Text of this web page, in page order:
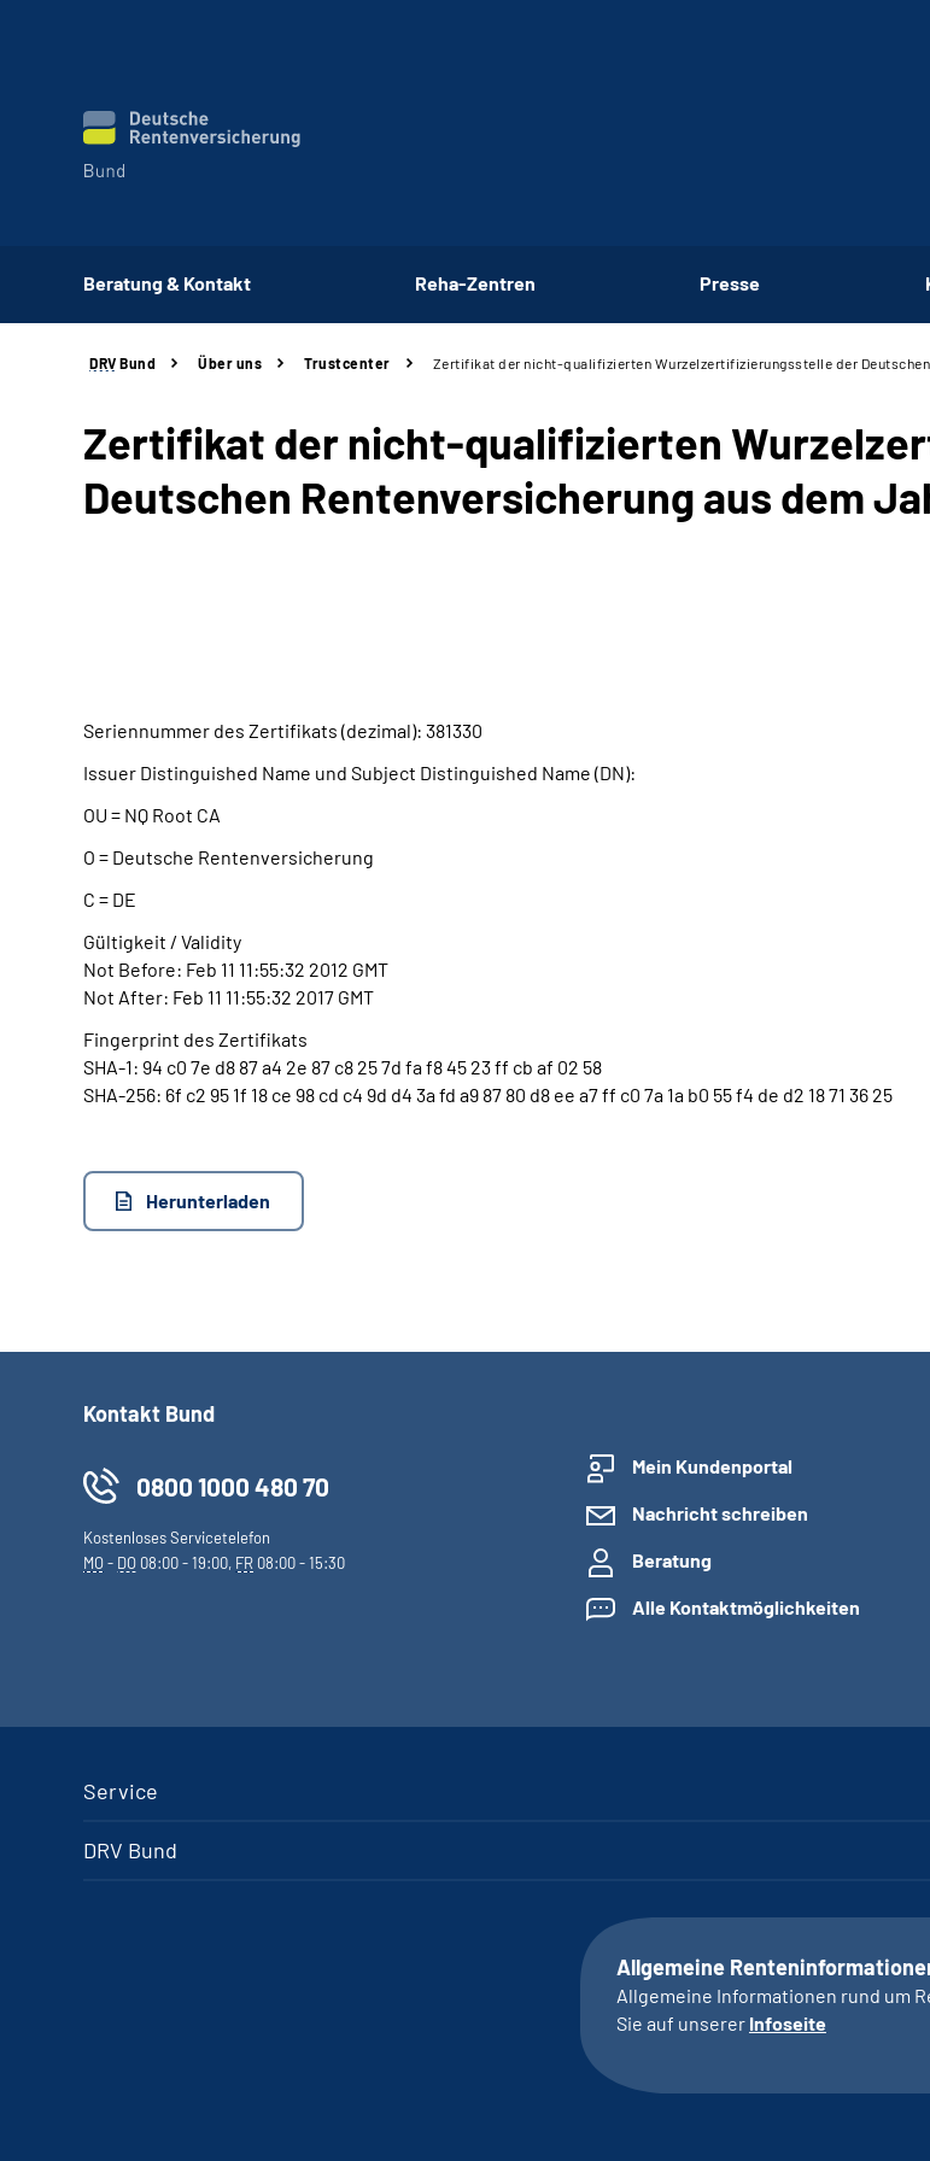
Beratung & Kontakt Reha-Zentren Presse
DRV Bund Über uns Trustcenter Zertifikat der nicht-qualifizierten Wurzelzertifizierungsstelle der Deutschen
Zertifikat der nicht-qualifizierten
Deutschen Rentenversicherung aus dem
Seriennummer des Zertifikats (dezimal): 381330
Issuer Distinguished Name und Subject Distinguished Name (DN):
OU = NQ Root CA
O = Deutsche Rentenversicherung
C = DE
Gültigkeit / Validity
Not Before: Feb 11 11:55:32 2012 GMT
Not After: Feb 11 11:55:32 2017 GMT
Fingerprint des Zertifikats
SHA-1: 94 c0 7e d8 87 a4 2e 87 c8 25 7d fa f8 45 23 ff cb af 02 58
SHA-256: 6f c2 95 1f 18 ce 98 cd c4 9d d4 3a fd a9 87 80 d8 ee a7 ff c0 7a 1a b0 55 f4 de d2 18 71 36 25
Herunterladen
Kontakt Bund
0800 1000 480 70
Kostenloses Servicetelefon
MO- DO 08:00 - 19:00, FR 08:00 - 15:30
Mein Kundenportal
Nachricht schreiben
Beratung
Alle Kontaktmöglichkeiten
Service
DRV Bund
Allgemeine
Allgemeine Informationen rund um
Sie auf unserer Infoseite